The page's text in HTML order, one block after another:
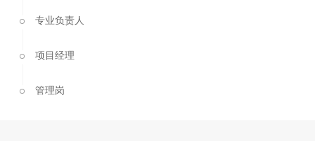
专业负责人
项目经理
管理岗